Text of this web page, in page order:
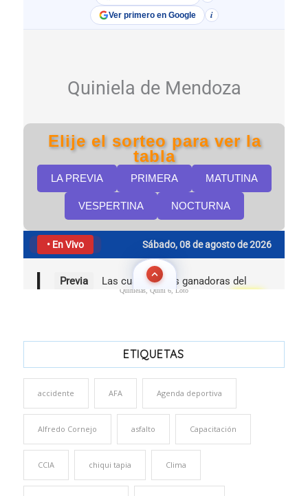
Quinielas, Quini 6, Loto
ETIQUETAS
accidente AFA Agenda deportiva
Alfredo Cornejo asfalto Capacitación
CCIA chiqui tapia Clima